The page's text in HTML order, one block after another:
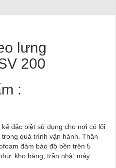
lưng
200
:
đặc biệt sử dụng cho nơi có lối
quá trình vận hành. Thân
đảm bảo độ bền trên 5
kho hàng, trần nhà, máy